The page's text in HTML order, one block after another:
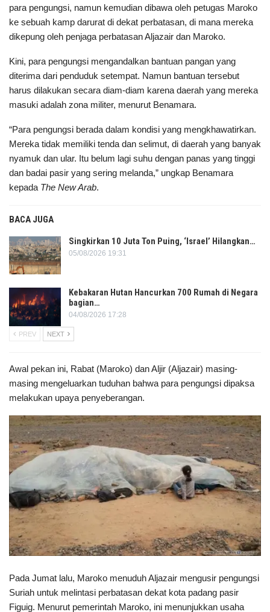
para pengungsi, namun kemudian dibawa oleh petugas Maroko
ke sebuah kamp darurat di dekat perbatasan, di mana mereka
dikepung oleh penjaga perbatasan Aljazair dan Maroko.
Kini, para pengungsi mengandalkan bantuan pangan yang
diterima dari penduduk setempat. Namun bantuan tersebut
harus dilakukan secara diam-diam karena daerah yang mereka
masuki adalah zona militer, menurut Benamara.
“Para pengungsi berada dalam kondisi yang mengkhawatirkan.
Mereka tidak memiliki tenda dan selimut, di daerah yang banyak
nyamuk dan ular. Itu belum lagi suhu dengan panas yang tinggi
dan badai pasir yang sering melanda,” ungkap Benamara
kepada The New Arab.
BACA JUGA
Singkirkan 10 Juta Ton Puing, ‘Israel’ Hilangkan…
05/08/2026 19:31
Kebakaran Hutan Hancurkan 700 Rumah di Negara
bagian…
04/08/2026 17:28
PREV NEXT
Awal pekan ini, Rabat (Maroko) dan Aljir (Aljazair) masing-
masing mengeluarkan tuduhan bahwa para pengungsi dipaksa
melakukan upaya penyeberangan.
Pada Jumat lalu, Maroko menuduh Aljazair mengusir pengungsi
Suriah untuk melintasi perbatasan dekat kota padang pasir
Figuig. Menurut pemerintah Maroko, ini menunjukkan usaha